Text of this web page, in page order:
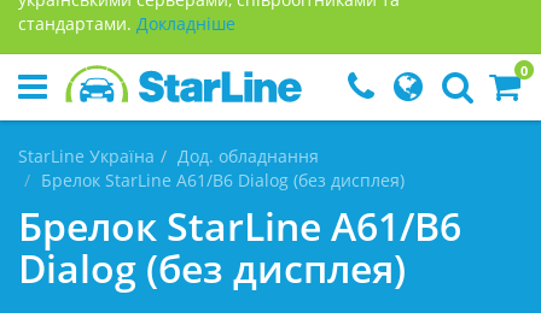
стандартами. Докладнiше
0
StarLine Україна
Дод. обладнання
Брелок StarLine A61/B6 Dialog (без дисплея)
Брелок StarLine A61/B6
Dialog (без дисплея)